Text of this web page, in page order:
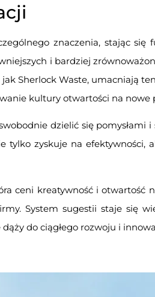
znaczenia, stając
i bardziej
Sherlock Waste, umacniają
kultury otwartości na nowe
dzielić się pomysłami
tylko zyskuje na efektywności,
ceni kreatywność i otwartość
System sugestii staje się
do ciągłego rozwoju i